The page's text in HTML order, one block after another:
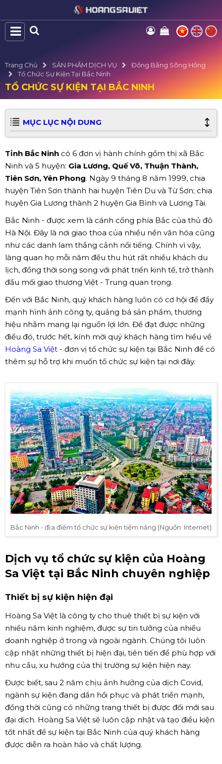
Trang Chủ SẢN PHẨM DỊCH VỤ
Đồng Bằng Sông Hồng
Tổ Chức Sự Kiện Tại Bắc Ninh
TỔ CHỨC SỰ KIỆN TẠI BẮC NINH
MỤC LỤC NỘI DUNG
Tỉnh Bắc Ninh có 6 đơn vị hành chính gồm thị xã Bắc
Ninh và 5 huyện: Gia Lương, Quế Võ, Thuận Thành,
Tiên Sơn, Yên Phong. Ngày 9 tháng 8 năm 1999, chia
huyện Tiên Sơn thành hai huyện Tiên Du và Từ Sơn; chia
huyện Gia Lương thành 2 huyện Gia Bình và Lương Tài.
Bắc Ninh - được xem là cánh cổng phía Bắc của thủ đô
Hà Nội. Đây là nơi giao thoa của nhiều nền văn hóa cũng
như các danh lam thắng cảnh nổi tiếng. Chính vì vậy,
làng quan họ mỗi năm đều thu hút rất nhiều khách du
lịch, đồng thời song song với phát triển kinh tế, trở thành
đầu mối giao thương Việt - Trung quan trọng.
Đến với Bắc Ninh, quý khách hàng luôn có cơ hội để đẩy
mạnh hình ảnh công ty, quảng bá sản phẩm, thương
hiệu nhằm mang lại nguồn lợi lớn. Để đạt được những
điều đó, trước hết, kính mời quý khách hàng tìm hiểu về
Hoàng Sa Việt - đơn vị tổ chức sự kiện tại Bắc Ninh để có
thêm sự hỗ trợ khi muốn tổ chức sự kiện tại nơi đây.
Bắc Ninh - địa điểm tổ chức sự kiện tiềm năng (Nguồn: Internet)
Dịch vụ tổ chức sự kiện của Hoàng
Sa Việt tại Bắc Ninh chuyên nghiệp
Thiết bị sự kiện hiện đại
Hoàng Sa Việt là công ty cho thuê thiết bị sự kiện với
nhiều năm kinh nghiệm, được sự tin tưởng của nhiều
doanh nghiệp ở trong và ngoài ngành. Chúng tôi luôn
cập nhật những thiết bị hiện đại, tiên tiến để phù hợp với
nhu cầu, xu hướng của thị trường sự kiện hiện nay.
Được biết, sau 2 năm chịu ảnh hưởng của dịch Covid,
ngành sự kiện đang dần hồi phục và phát triển mạnh,
đồng thời cũng có những trang thiết bị được đổi mới sau
đại dịch. Hoàng Sa Việt sẽ luôn cập nhật và tạo điều kiện
tốt nhất để sự kiện tại Bắc Ninh của quý khách hàng
được diễn ra hoàn hảo và chất lượng.